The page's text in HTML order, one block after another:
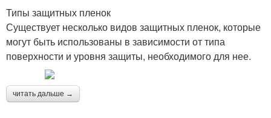
Типы защитных пленок
Существует несколько видов защитных пленок, которые
могут быть использованы в зависимости от типа
поверхности и уровня защиты, необходимого для нее.
читать дальше →